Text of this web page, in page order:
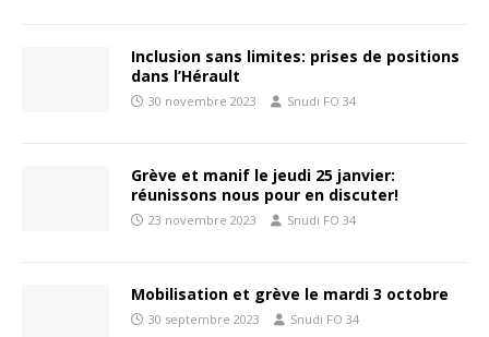
Inclusion sans limites: prises de positions
dans l’Hérault
30 novembre 2023 Snudi FO 34
Grève et manif le jeudi 25 janvier:
réunissons nous pour en discuter!
23 novembre 2023 Snudi FO 34
Mobilisation et grève le mardi 3 octobre
30 septembre 2023 Snudi FO 34